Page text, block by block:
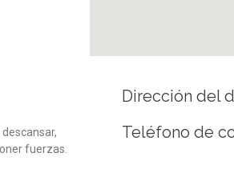
fuerzas.
Dirección del
Teléfono de